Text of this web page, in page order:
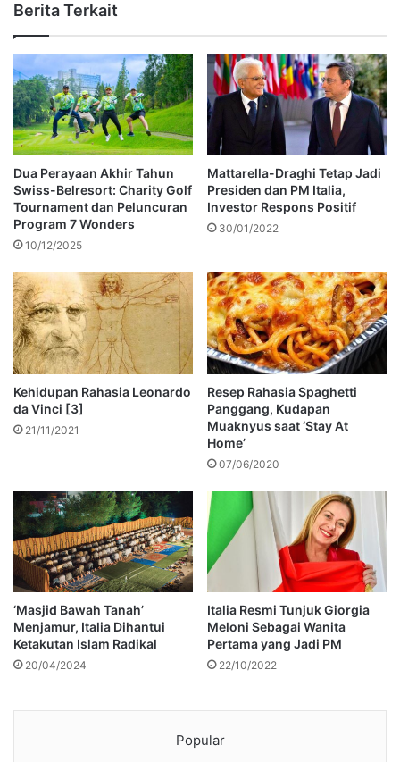
Berita Terkait
Dua Perayaan Akhir Tahun
Swiss-Belresort: Charity Golf
Tournament dan Peluncuran
Program 7 Wonders
10/12/2025
Mattarella-Draghi Tetap Jadi
Presiden dan PM Italia,
Investor Respons Positif
30/01/2022
Kehidupan Rahasia Leonardo
da Vinci [3]
21/11/2021
Resep Rahasia Spaghetti
Panggang, Kudapan
Muaknyus saat ‘Stay At
Home’
07/06/2020
‘Masjid Bawah Tanah’
Menjamur, Italia Dihantui
Ketakutan Islam Radikal
20/04/2024
Italia Resmi Tunjuk Giorgia
Meloni Sebagai Wanita
Pertama yang Jadi PM
22/10/2022
Popular